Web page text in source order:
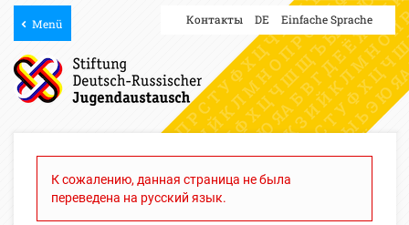
Menü Контакты DE Einfache Sprache
К сожалению, данная страница не была
переведена на русский язык.